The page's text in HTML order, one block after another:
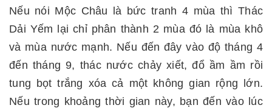
Nếu nói Mộc Châu là bức tranh 4 mùa thì Thác
Dải Yếm lại chỉ phân thành 2 mùa đó là mùa khô
và mùa nước mạnh. Nếu đến đây vào độ tháng 4
đến tháng 9, thác nước chảy xiết, đổ ầm ầm rồi
tung bọt trắng xóa cả một không gian rộng lớn.
Nếu trong khoảng thời gian này, bạn đến vào lúc